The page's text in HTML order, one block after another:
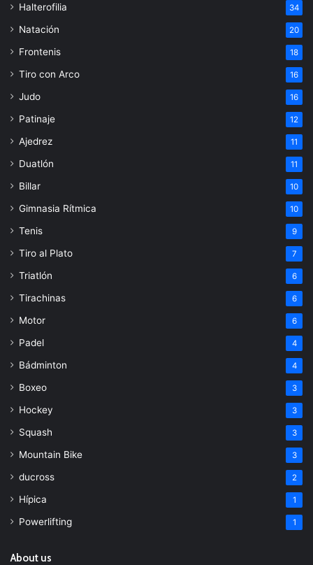
Halterofilia 34
Natación 20
Frontenis 18
Tiro con Arco 16
Judo 16
Patinaje 12
Ajedrez 11
Duatlón 11
Billar 10
Gimnasia Rítmica 10
Tenis 9
Tiro al Plato 7
Triatlón 6
Tirachinas 6
Motor 6
Padel 4
Bádminton 4
Boxeo 3
Hockey 3
Squash 3
Mountain Bike 3
ducross 2
Hípica 1
Powerlifting 1
About us